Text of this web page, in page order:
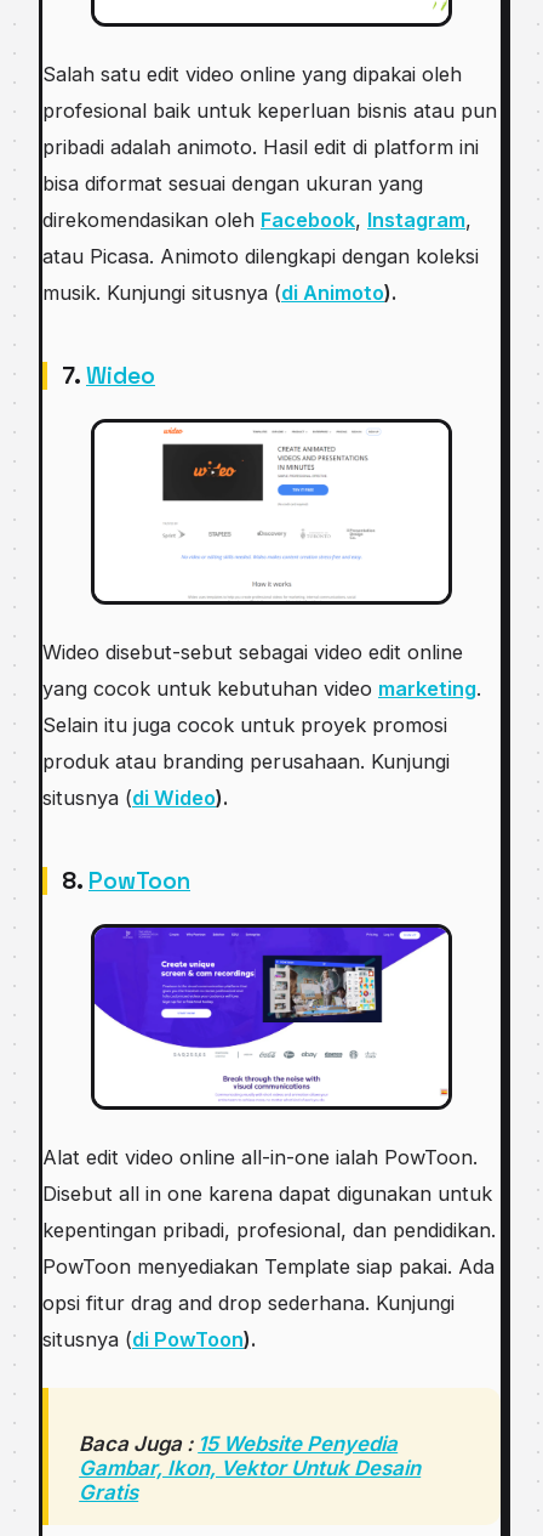
Salah satu edit video online yang dipakai oleh
profesional baik untuk keperluan bisnis atau pun
pribadi adalah animoto. Hasil edit di platform ini
bisa diformat sesuai dengan ukuran yang
direkomendasikan oleh Facebook, Instagram,
atau Picasa. Animoto dilengkapi dengan koleksi
musik. Kunjungi situsnya (di Animoto).
7. Wideo
Wideo disebut-sebut sebagai video edit online
yang cocok untuk kebutuhan video marketing.
Selain itu juga cocok untuk proyek promosi
produk atau branding perusahaan. Kunjungi
situsnya (di Wideo).
8. PowToon
Alat edit video online all-in-one ialah PowToon.
Disebut all in one karena dapat digunakan untuk
kepentingan pribadi, profesional, dan pendidikan.
PowToon menyediakan Template siap pakai. Ada
opsi fitur drag and drop sederhana. Kunjungi
situsnya (di PowToon).
Baca Juga : 15 Website Penyedia
Gambar, Ikon, Vektor Untuk Desain
Gratis